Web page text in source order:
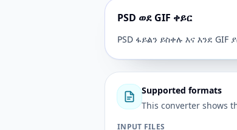
PSD ወደ GIF ቀይር
PSD ፋይልን ይስቀሉ እና እንደ
Supported formats
This converter shows
INPUT FILES